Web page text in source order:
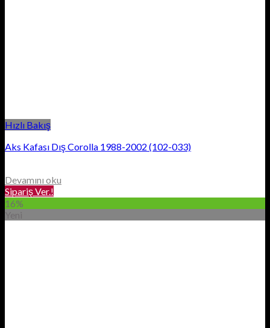
Hızlı Bakış
Aks Kafası Dış Corolla 1988-2002 (102-033)
Devamını oku
Sipariş Ver.!
16%
Yeni